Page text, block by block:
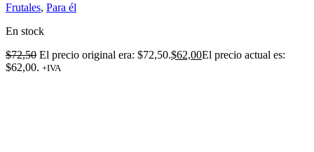
Frutales, Para él
En stock
$72,50 El precio original era: $72,50.$62,00El precio actual es:
$62,00. +IVA